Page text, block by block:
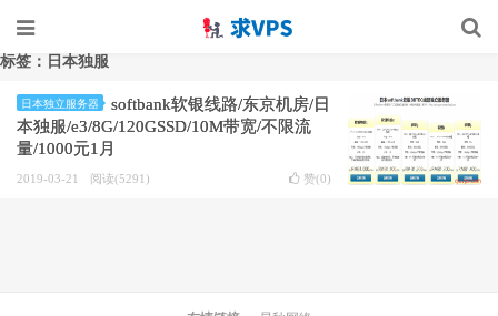
标签：日本独服
日本独立服务器
softbank软银线路/东京机房/日
本独服/e3/8G/120GSSD/10M带宽/不限流
量/1000元1月
2019-03-21 阅读(5291) 赞(0)